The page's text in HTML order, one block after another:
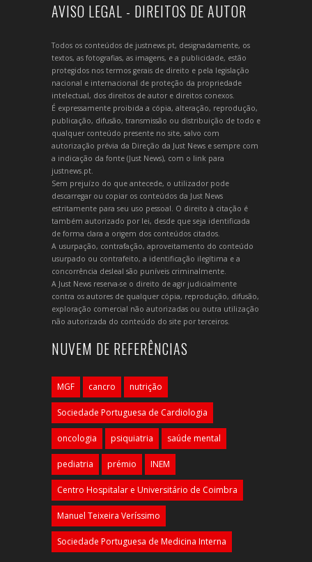
AVISO LEGAL - DIREITOS DE AUTOR
Todos os conteúdos de justnews.pt, designadamente, os
textos, as fotografias, as imagens, e a publicidade, estão
protegidos nos termos gerais de direito e pela legislação
nacional e internacional de proteção da propriedade
intelectual, dos direitos de autor e direitos conexos.
É expressamente proibida a cópia, alteração, reprodução,
publicação, difusão, transmissão ou distribuição de todo e
qualquer conteúdo presente no site, salvo com
autorização prévia da Direção da Just News e sempre com
a indicação da fonte (Just News), com o link para
justnews.pt.
Sem prejuízo do que antecede, o utilizador pode
descarregar ou copiar os conteúdos da Just News
estritamente para seu uso pessoal. O direito à citação é
também autorizado por lei, desde que seja identificada
de forma clara a origem dos conteúdos citados.
A usurpação, contrafação, aproveitamento do conteúdo
usurpado ou contrafeito, a identificação ilegítima e a
concorrência desleal são puníveis criminalmente.
A Just News reserva-se o direito de agir judicialmente
contra os autores de qualquer cópia, reprodução, difusão,
exploração comercial não autorizadas ou outra utilização
não autorizada do conteúdo do site por terceiros.
NUVEM DE REFERÊNCIAS
MGF cancro nutrição
Sociedade Portuguesa de Cardiologia
oncologia psiquiatria saúde mental
pediatria prémio INEM
Centro Hospitalar e Universitário de Coimbra
Manuel Teixeira Veríssimo
Sociedade Portuguesa de Medicina Interna